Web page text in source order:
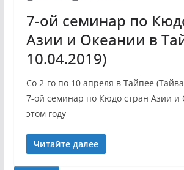
7-ой семинар по
Азии и Океании в
10.04.2019)
Со 2-го по 10 апреля в Тайпее
7-ой семинар по Кюдо стран Азии и
этом году
Читайте далее